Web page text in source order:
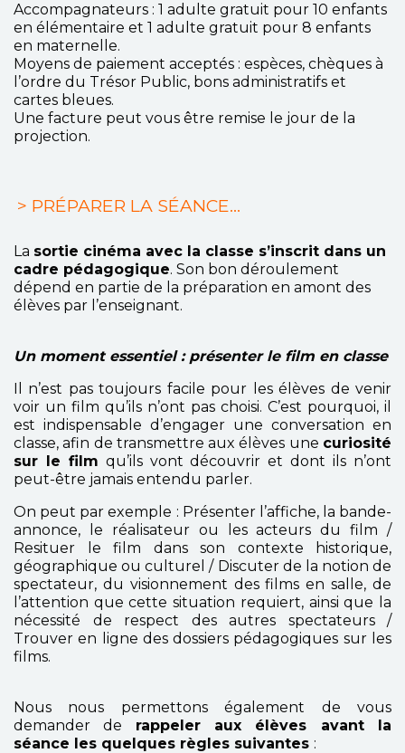
Accompagnateurs : 1 adulte gratuit pour 10 enfants
en élémentaire et 1 adulte gratuit pour 8 enfants
en maternelle.
Moyens de paiement acceptés : espèces, chèques à
l’ordre du Trésor Public, bons administratifs et
cartes bleues.
Une facture peut vous être remise le jour de la
projection.
> PRÉPARER LA SÉANCE…
La sortie cinéma avec la classe s’inscrit dans un
cadre pédagogique. Son bon déroulement
dépend en partie de la préparation en amont des
élèves par l’enseignant.
Un moment essentiel : présenter le film en classe
Il n’est pas toujours facile pour les élèves de venir
voir un film qu’ils n’ont pas choisi. C’est pourquoi, il
est indispensable d’engager une conversation en
classe, afin de transmettre aux élèves une curiosité
sur le film qu’ils vont découvrir et dont ils n’ont
peut-être jamais entendu parler.
On peut par exemple : Présenter l’affiche, la bande-
annonce, le réalisateur ou les acteurs du film /
Resituer le film dans son contexte historique,
géographique ou culturel / Discuter de la notion de
spectateur, du visionnement des films en salle, de
l’attention que cette situation requiert, ainsi que la
nécessité de respect des autres spectateurs /
Trouver en ligne des dossiers pédagogiques sur les
films.
Nous nous permettons également de vous
demander de rappeler aux élèves avant la
séance les quelques règles suivantes :